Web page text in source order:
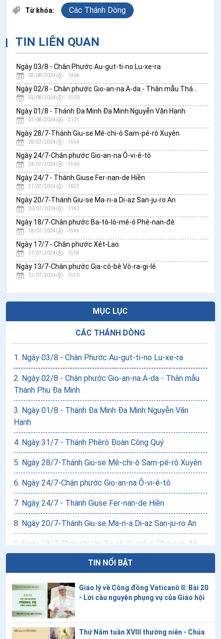
Từ khóa: Các Thánh Dòng
TIN LIÊN QUAN
Ngày 03/8 - Chân Phước Au-gut-ti-no Lu-xe-ra
03/08/2024 1464
02/08/2024 1320
Ngày 01/8 - Thánh Đa Minh Đa Minh Nguyễn Văn Hạnh
01/08/2024 2121
Ngày 28/7-Thánh Giu-se Mê-chi-ô Sam-pê-rô Xuyên
28/07/2024 1554
Ngày 24/7-Chân phước Gio-an-na Ô-vi-ê-tô
24/07/2024 1360
Ngày 24/7 - Thánh Giuse Fer-nan-de Hiền
21/07/2024 1633
Ngày 20/7-Thánh Giu-se Ma-ri-a Di-az San-ju-ro An
20/07/2024 1142
Ngày 18/7-Chân phước Ba-tô-lô-mê-ô Phê-nan-đê
18/07/2024 1549
Ngày 17/7 - Chân phước Xét-Lao
17/07/2024 1338
Ngày 13/7-Chân phước Gia-cô-bê Vô-ra-gi-lê
13/07/2024 1336
MỤC LỤC
CÁC THÁNH DÒNG
1. Ngày 03/8 - Chân Phước Au-gut-ti-no Lu-xe-ra
2. Ngày 02/8 - Chân phước Gio-an-na A-da - Thân mẫu
Thánh Phụ Đa Minh
3. Ngày 01/8 - Thánh Đa Minh Đa Minh Nguyễn Văn
Hạnh
4. Ngày 31/7 - Thánh Phêrô Đoàn Công Quý
5. Ngày 28/7-Thánh Giu-se Mê-chi-ô Sam-pê-rô Xuyên
6. Ngày 24/7-Chân phước Gio-an-na Ô-vi-ê-tô
7. Ngày 24/7 - Thánh Giuse Fer-nan-de Hiền
8. Ngày 20/7-Thánh Giu-se Ma-ri-a Di-az San-ju-ro An
9 Ngày 18/7-Chân phước Ba-tô-lô-mê-ô Phê-nan-đê
Ngày 17/7 - Chân phước Xét-Lao
11.Ngày 13/7-Chân phước Gia-cô-bê Vô-ra-gi-lê
12.Ngày 12/7-Thánh Clêmentê Inhaxiô Y
TIN NỔI BẬT
Giáo lý về Công đồng Vaticanô II: Bài 20
- Lời cầu nguyện phụng vụ của Giáo hội
Thứ Năm tuần XVIII thường niên - Chúa